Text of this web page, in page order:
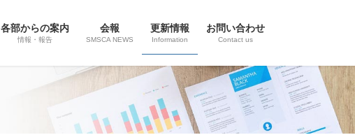
各部からの案内
情報・報告
会報
SMSCA NEWS
更新情報
Information
お問い合わせ
Contact us